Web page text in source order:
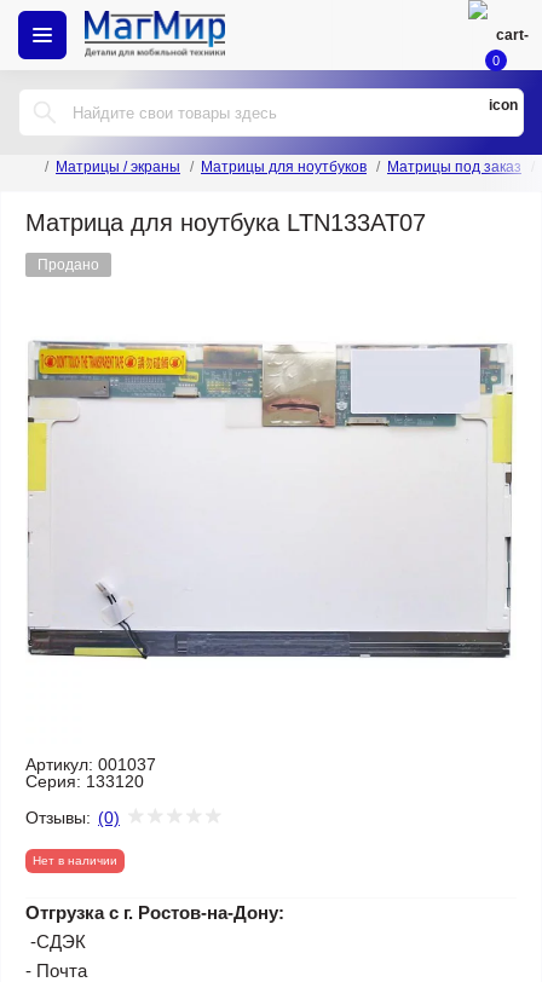
0
Матрицы / экраны Матрицы для ноутбуков Матрицы под заказ
Матрица для ноутбука LTN133AT07
Продано
Артикул: 001037
Серия: 133120
Отзывы: (0)
Нет в наличии
Отгрузка с г. Ростов-на-Дону:
-СДЭК
- Почта